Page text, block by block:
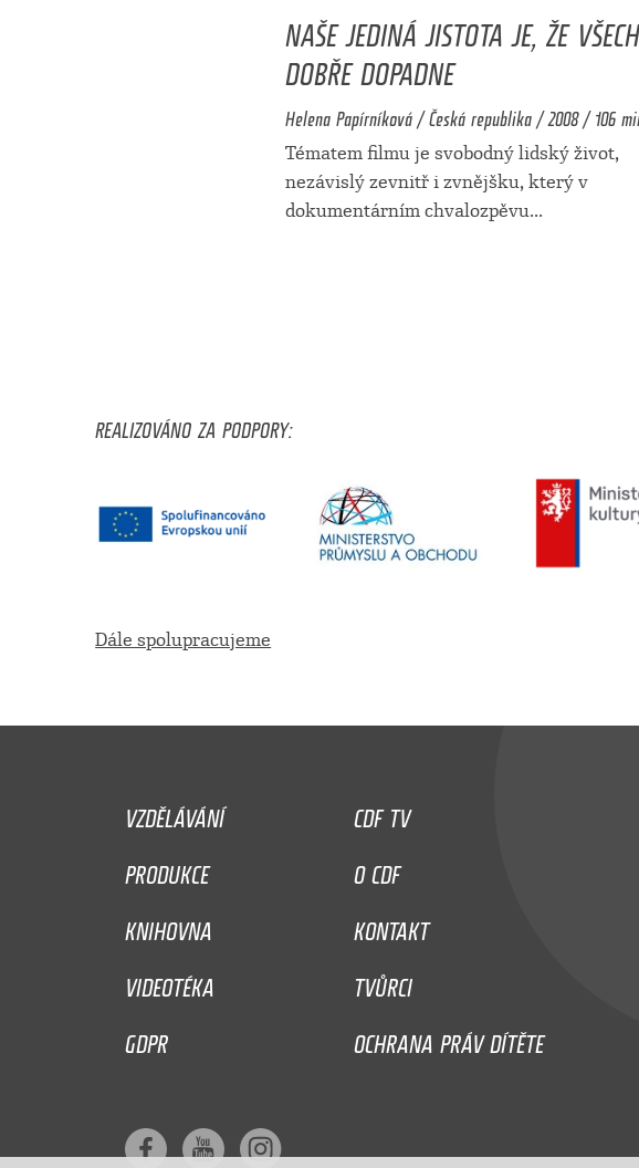
NAŠE JEDINÁ JISTOTA JE, ŽE
DOBŘE DOPADNE
Helena Papírníková / Česká republika / 2008 / 106
Tématem filmu je svobodný lidský život,
nezávislý zevnitř i zvnějšku, který v
dokumentárním chvalozpěvu...
REALIZOVÁNO ZA PODPORY:
Dále spolupracujeme
VZDĚLÁVÁNÍ
CDF TV
PRODUKCE
O CDF
KNIHOVNA
KONTAKT
VIDEOTÉKA
TVŮRCI
GDPR
OCHRANA PRÁV DÍTĚTE